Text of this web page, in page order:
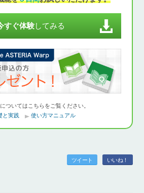
すぐ体験してみる
ついてはこちらをご覧ください。
と実践
使い方マニュアル
ツイート いいね！